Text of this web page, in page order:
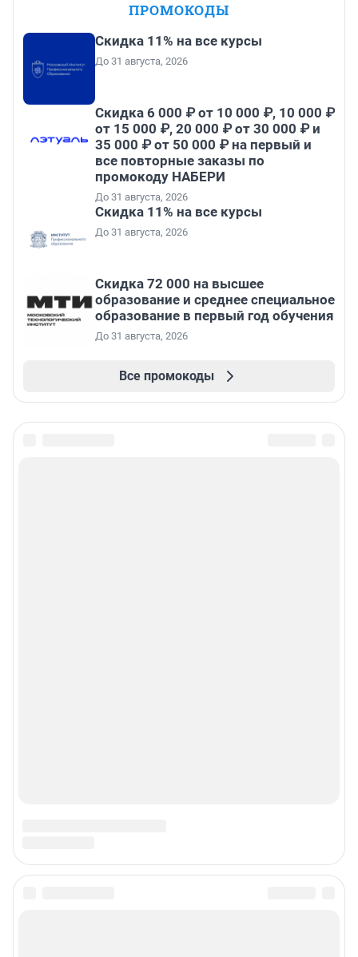
ПРОМОКОДЫ
Скидка 11% на все курсы
До 31 августа, 2026
Скидка 6 000 ₽ от 10 000 ₽, 10 000 ₽
от 15 000 ₽, 20 000 ₽ от 30 000 ₽ и
35 000 ₽ от 50 000 ₽ на первый и
все повторные заказы по
промокоду НАБЕРИ
До 31 августа, 2026
Скидка 11% на все курсы
До 31 августа, 2026
Скидка 72 000 на высшее
образование и среднее специальное
образование в первый год обучения
До 31 августа, 2026
Все промокоды